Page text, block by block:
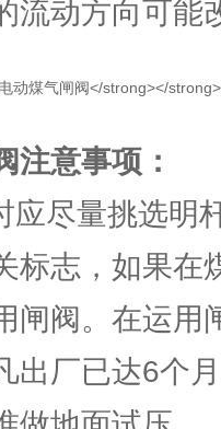
流动方向可能
注意事项：
尽量挑选明
标志，如果
闸阀。在运用
出厂已达6个